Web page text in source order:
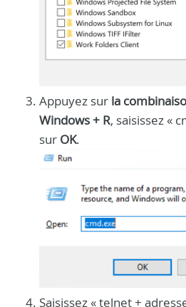
Appuyez sur la
Windows + R, saisissez «
sur OK.
Saisissez « telnet +